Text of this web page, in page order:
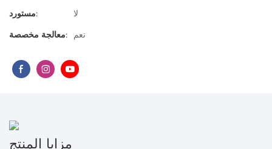
مستورد:
لا
معالجة مخصصة:
نعم
مزايا المنتج